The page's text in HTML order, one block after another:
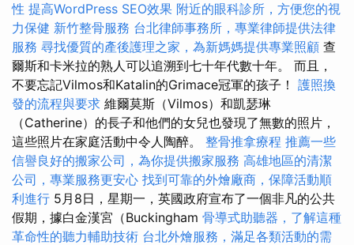
性 提高WordPress SEO效果 附近的眼科診所，方便您的視
力保健 新竹整骨服務 台北律師事務所，專業律師提供法律
服務 尋找優質的產後護理之家，為新媽媽提供專業照顧 查
爾斯和卡米拉的熟人可以追溯到七十年代數十年。 而且，
不要忘記Vilmos和Katalin的Grimace冠軍的孩子！ 護照換
發的流程與要求 維爾莫斯（Vilmos）和凱瑟琳
（Catherine）的長子和他們的女兒也發現了無數的照片，
這些照片在家庭活動中令人陶醉。 整骨推拿療程 推薦一些
信譽良好的搬家公司，為你提供搬家服務 高雄地區的清潔
公司，專業服務更安心 找到可靠的外燴廠商，保障活動順
利進行 5月8日，星期一，英國政府宣布了一個非凡的公共
假期，據白金漢宮（Buckingham 骨導式助聽器，了解這種
革命性的聽力輔助技術 台北外燴服務，滿足各類活動的需